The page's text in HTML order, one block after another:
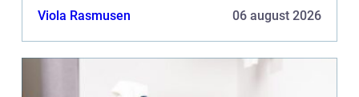
det kan være lan forbindels...
Viola Rasmusen 06 august 2026